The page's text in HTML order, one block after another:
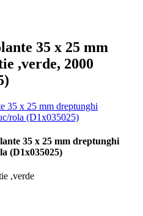
35 x 25 mm
,verde, 2000
35 x 25 mm dreptunghi
(D1x035025)
,verde